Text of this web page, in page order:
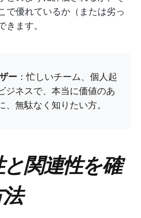
で優れているか（または劣っ
きます。
ー ：忙しいチーム、個人起
ジネスで、本当に価値のあ
、無駄なく知りたい方。
関連性を確